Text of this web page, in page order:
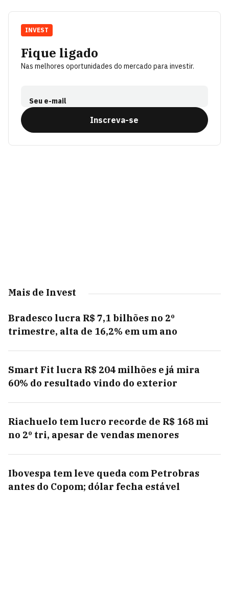
Fique ligado
Nas melhores oportunidades do mercado para investir.
Seu e-mail
Inscreva-se
INVEST
Mais de Invest
Bradesco lucra R$ 7,1 bilhões no 2º
trimestre, alta de 16,2% em um ano
Smart Fit lucra R$ 204 milhões e já mira
60% do resultado vindo do exterior
Riachuelo tem lucro recorde de R$ 168 mi
no 2º tri, apesar de vendas menores
Ibovespa tem leve queda com Petrobras
antes do Copom; dólar fecha estável